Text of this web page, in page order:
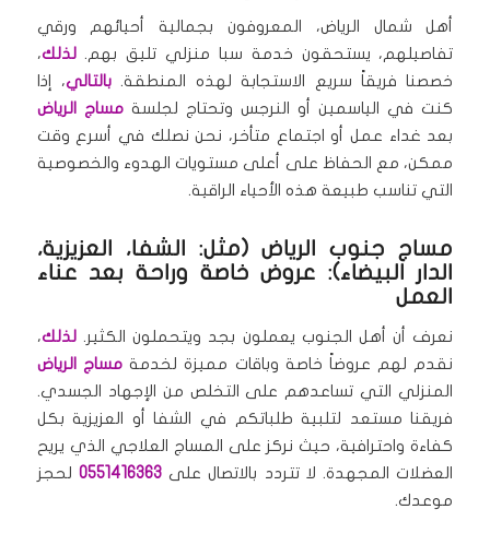
أهل شمال الرياض، المعروفون بجمالية أحيائهم ورقي
تفاصيلهم، يستحقون خدمة سبا منزلي تليق بهم.لذلك،
خصصنا فريقاً سريع الاستجابة لهذه المنطقة. بالتالي، إذا
كنت في الياسمين أو النرجس وتحتاج لجلسةمساج الرياض
بعد غداء عمل أو اجتماع متأخر، نحن نصلك في أسرع وقت
ممكن، مع الحفاظ على أعلى مستويات الهدوء والخصوصية
التي تناسب طبيعة هذه الأحياء الراقية.
مساج جنوب الرياض (مثل: الشفا، العزيزية،
الدار البيضاء): عروض خاصة وراحة بعد عناء
العمل
نعرف أن أهل الجنوب يعملون بجد ويتحملون الكثير.لذلك،
نقدم لهم عروضاً خاصة وباقات مميزة لخدمةمساج الرياض
المنزلي التي تساعدهم على التخلص من الإجهاد الجسدي.
فريقنا مستعد لتلبية طلباتكم في الشفا أو العزيزية بكل
كفاءة واحترافية، حيث نركز على المساج العلاجي الذي يريح
العضلات المجهدة. لا تتردد بالاتصال على0551416363 لحجز
موعدك.